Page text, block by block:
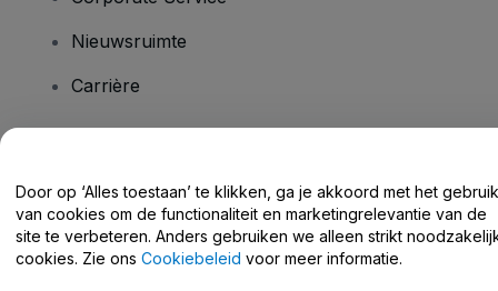
Nieuwsruimte
Carrière
Helpcentrum / Neem Contact Met Ons Op
Door op ‘Alles toestaan’ te klikken, ga je akkoord met het gebruik
van cookies om de functionaliteit en marketingrelevantie van de
site te verbeteren. Anders gebruiken we alleen strikt
cookies. Zie ons Cookiebeleid voor meer informatie.